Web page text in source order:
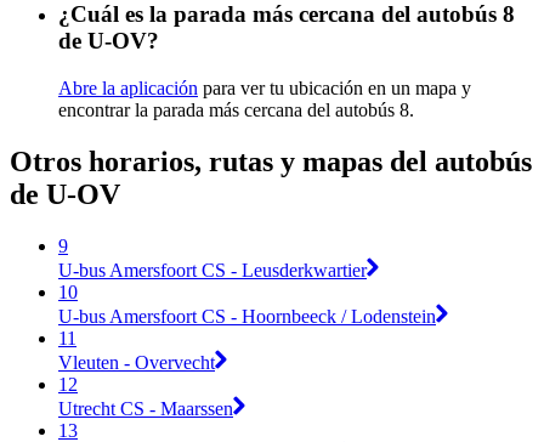
¿Cuál es la parada más cercana del autobús 8
de U-OV?
Abre la aplicación para ver tu ubicación en un mapa y
encontrar la parada más cercana del autobús 8.
Otros horarios, rutas y mapas del autobús
de U-OV
9
U-bus Amersfoort CS - Leusderkwartier
10
U-bus Amersfoort CS - Hoornbeeck / Lodenstein
11
Vleuten - Overvecht
12
Utrecht CS - Maarssen
13